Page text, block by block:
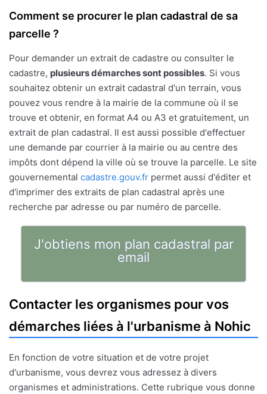
Comment se procurer le plan cadastral de sa
parcelle ?
Pour demander un extrait de cadastre ou consulter le
cadastre, plusieurs démarches sont possibles. Si vous
souhaitez obtenir un extrait cadastral d'un terrain, vous
pouvez vous rendre à la mairie de la commune où il se
trouve et obtenir, en format A4 ou A3 et gratuitement, un
extrait de plan cadastral. Il est aussi possible d'effectuer
une demande par courrier à la mairie ou au centre des
impôts dont dépend la ville où se trouve la parcelle. Le site
gouvernemental cadastre.gouv.fr permet aussi d'éditer et
d'imprimer des extraits de plan cadastral après une
recherche par adresse ou par numéro de parcelle.
J'obtiens mon plan cadastral par
email
Contacter les organismes pour vos
démarches liées à l'urbanisme à Nohic
En fonction de votre situation et de votre projet
d'urbanisme, vous devrez vous adressez à divers
organismes et administrations. Cette rubrique vous donne